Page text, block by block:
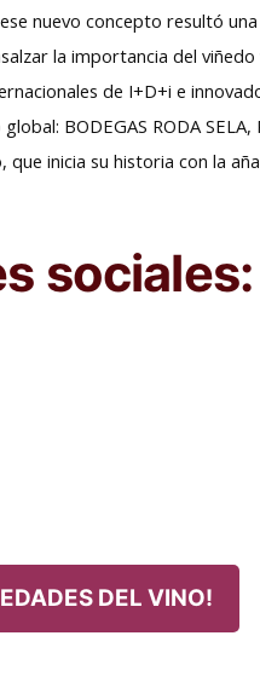
nuevo concepto resultó
la importancia del
de I+D+i e
BODEGAS RODA SELA,
que inicia su historia con la
sociales:
DEL VINO!